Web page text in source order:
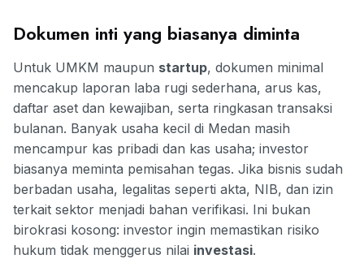
Dokumen inti yang biasanya diminta
Untuk UMKM maupun startup, dokumen minimal
mencakup laporan laba rugi sederhana, arus kas,
daftar aset dan kewajiban, serta ringkasan transaksi
bulanan. Banyak usaha kecil di Medan masih
mencampur kas pribadi dan kas usaha; investor
biasanya meminta pemisahan tegas. Jika bisnis sudah
berbadan usaha, legalitas seperti akta, NIB, dan izin
terkait sektor menjadi bahan verifikasi. Ini bukan
birokrasi kosong: investor ingin memastikan risiko
hukum tidak menggerus nilai investasi.